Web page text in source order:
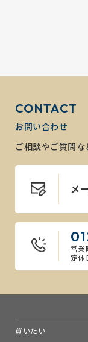
CONTACT
お問い合わせ
ご相談やご質問な
メ
営
定休
買いたい